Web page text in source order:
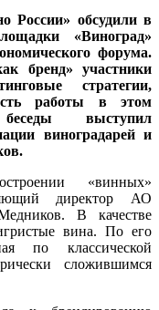
России» обсудили в
«Виноград»
форума.
бренд» участники
стратегии,
работы в этом
выступил
виноградарей и
«винных»
директор АО
В качестве
вина. По его
по классической
сложившимся